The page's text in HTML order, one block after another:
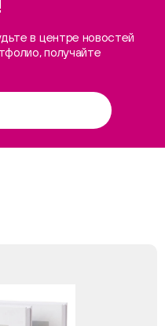
в центре новостей
получайте